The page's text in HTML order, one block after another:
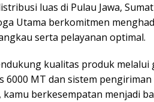
luas di Pulau Jawa,
Utama berkomitmen
serta pelayanan optimal.
kualitas produk
6000 MT dan sistem
berkesempatan menjadi